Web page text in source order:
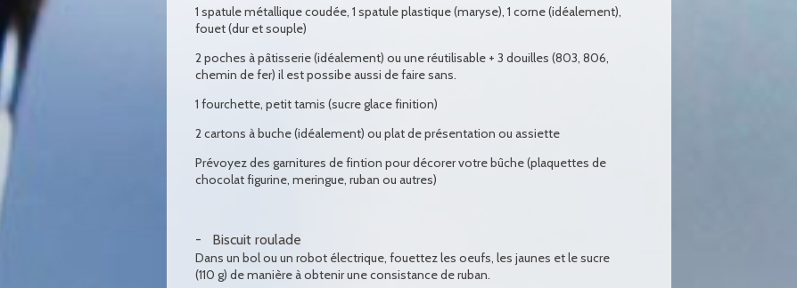
1 spatule métallique coudée, 1 spatule plastique (maryse), 1 corne (idéalement),
fouet (dur et souple)
2 poches à pâtisserie (idéalement) ou une réutilisable + 3 douilles (803, 806,
chemin de fer) il est possibe aussi de faire sans.
1 fourchette, petit tamis (sucre glace finition)
2 cartons à buche (idéalement) ou plat de présentation ou assiette
Prévoyez des garnitures de fintion pour décorer votre bûche (plaquettes de
chocolat figurine, meringue, ruban ou autres)
Biscuit roulade
Dans un bol ou un robot électrique, fouettez les oeufs, les jaunes et le sucre
(110 g) de manière à obtenir une consistance de ruban.